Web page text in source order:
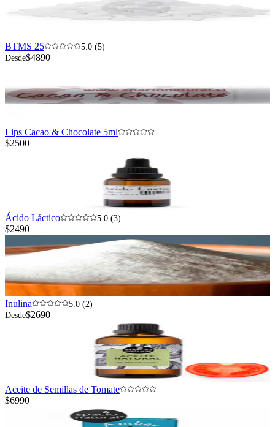
BTMS 25
5.0 (5)
Desde$4890
Lips Cacao & Chocolate 5ml
$2500
Ácido Láctico 5.0 (3)
$2490
Inulina
5.0 (2)
Desde$2690
Aceite de Semillas de Tomate
$6990